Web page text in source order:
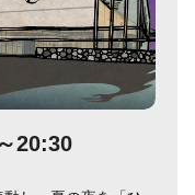
20:30